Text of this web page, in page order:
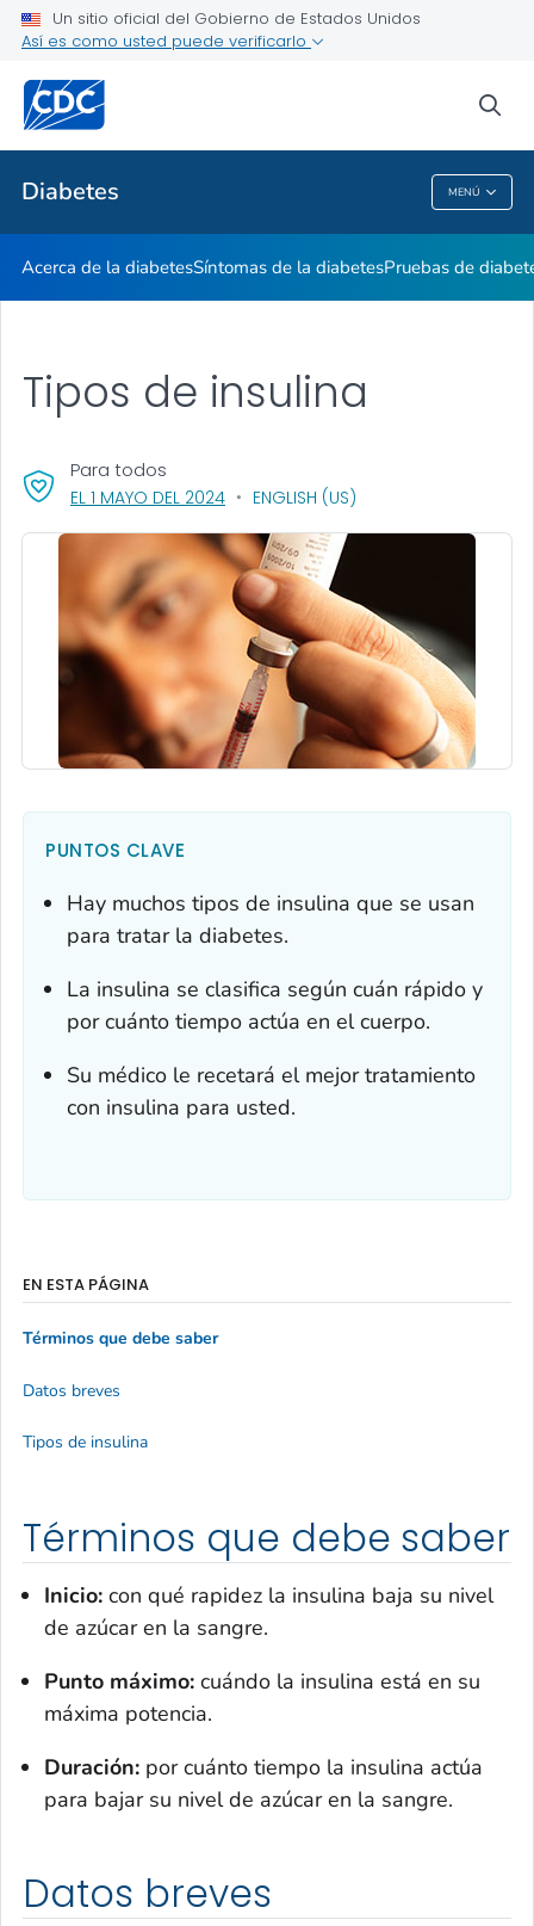
Un sitio oficial del Gobierno de Estados Unidos
Así es como usted puede verificarlo
Diabetes MENÚ
Vivir con diabetes
Temas relacionados
Diabetes
Acerca de la diabetesSíntomas de la diabetesPruebas de
EL 1 MAYO DEL 2024, VISIT LINK FOR DETAILS.
ENGLISH (US)
Para todos
Tipos de insulina
PUNTOS CLAVE
Hay muchos tipos de insulina que se usan
para tratar la diabetes.
La insulina se clasifica según cuán rápido y
por cuánto tiempo actúa en el cuerpo.
Su médico le recetará el mejor tratamiento
con insulina para usted.
Términos que debe saber
Inicio: con qué rapidez la insulina baja su nivel
de azúcar en la sangre.
Punto máximo: cuándo la insulina está en su
máxima potencia.
Duración: por cuánto tiempo la insulina actúa
para bajar su nivel de azúcar en la sangre.
Datos breves
EN ESTA PÁGINA
Términos que debe saber
Datos breves
Tipos de insulina